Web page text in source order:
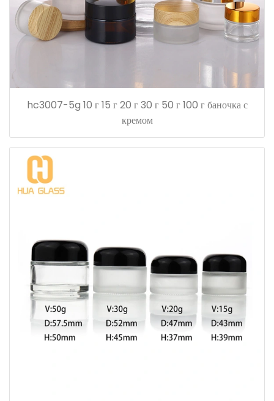
hc3007-5g 10 г 15 г 20 г 30 г 50 г 100 г баночка с
кремом